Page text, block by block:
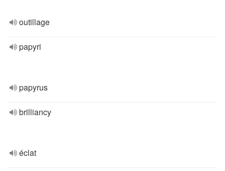
outillage
papyri
papyrus
brilliancy
éclat